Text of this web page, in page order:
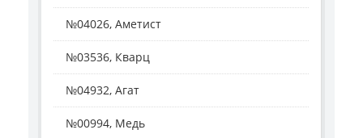
№04026, Аметист
№03536, Кварц
№04932, Агат
№00994, Медь